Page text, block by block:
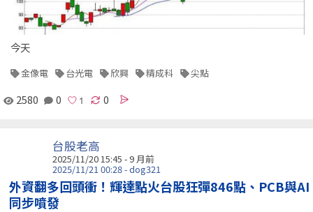
今天
金像電 台光電 欣興 精成科 尖點
2580 0 0
台股老高
2025/11/20 15:45 - 9 月前
2025/11/21 00:28 - dog321
外資翻多回頭衝！輝達點火台股狂彈846點、PCB與AI
同步噴發